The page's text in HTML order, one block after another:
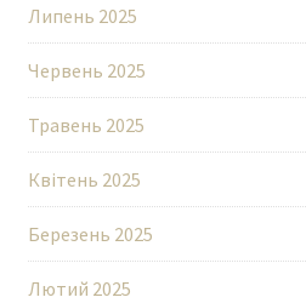
Липень 2025
Червень 2025
Травень 2025
Квітень 2025
Березень 2025
Лютий 2025